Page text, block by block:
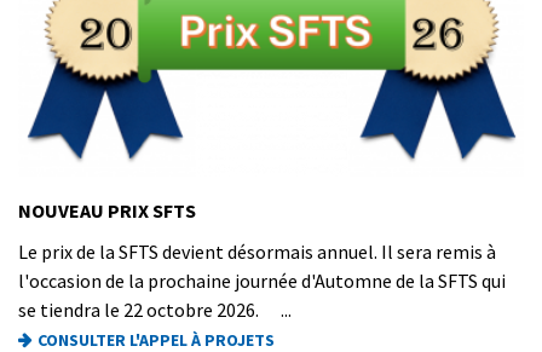
NOUVEAU PRIX SFTS
Le prix de la SFTS devient désormais annuel. Il sera remis à
l'occasion de la prochaine journée d'Automne de la SFTS qui
se tiendra le 22 octobre 2026. ...
CONSULTER L'APPEL À PROJETS